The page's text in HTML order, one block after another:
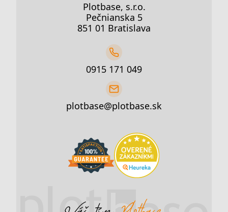
Plotbase, s.r.o.
Pečnianska 5
851 01 Bratislava
0915 171 049
plotbase@plotbase.sk